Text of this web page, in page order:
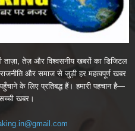
तेज़ और विश्वसनीय खबरों का डिजिटल
और समाज से जुड़ी हर महत्वपूर्ण खबर
के लिए प्रतिबद्ध हैं। हमारी पहचान है—
खबर।